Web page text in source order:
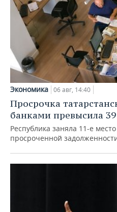
Экономика 06 авг, 14:40
Просрочка
банками превысила
Республика заняла 11-е
просроченной